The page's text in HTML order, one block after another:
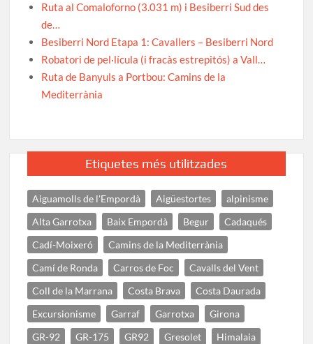
Ruta al Comaloforno (3.031 m) i Besiberri Sud des
de…
Besiberri Nord Etapa 1: Cavallers – Besiberri Nord
Robatori de pel·lícula (i fracàs estrepitós) a Vall…
Ruta de Banyuls a Portbou: Camins de la
Mediterrània
Etiquetes més utilitzades
Aiguamolls de l'Empordà Aigüestortes
alpinisme
Alta Garrotxa
Baix Empordà Begur
Cadaqués
Cadí-Moixeró
Camins de la Mediterrània
Camí de Ronda
Carros de Foc
Cavalls del Vent
Coll de la Marrana
Costa Brava
Costa Daurada
Excursionisme
Garraf Garrotxa
Girona
GR-92
GR-175 GR92 Gresolet
Himalaia